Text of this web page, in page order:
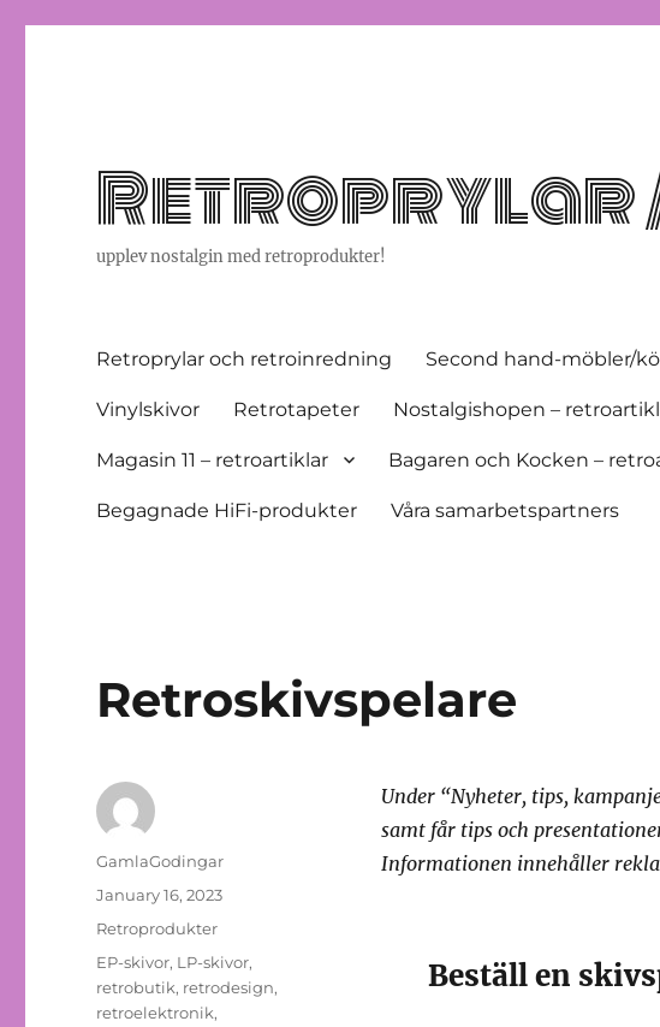
Retroprylar
upplev nostalgin med retroprodukter!
Retroprylar och retroinredning Second hand-möbler/
Vinylskivor Retrotapeter Nostalgishopen –
Magasin 11 – retroartiklar Bagaren och Kocken –
Begagnade HiFi-produkter Våra samarbetspartners
Retroskivspelare
Under “Nyheter, tips,
samt får tips och
Informationen innehåller
Beställ en
Author
GamlaGodingar
Posted
on
January 16, 2023
Categories
Retroprodukter
Tags
EP-skivor, LP-skivor,
retrobutik, retrodesign,
retroelektronik,